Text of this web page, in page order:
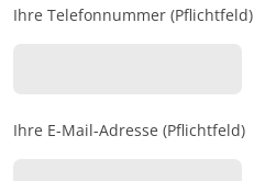
Ihre Telefonnummer (Pflichtfeld)
Ihre E-Mail-Adresse (Pflichtfeld)